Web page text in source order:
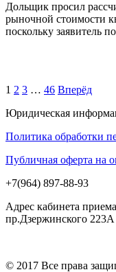
Дольщик просил
рыночной стоимости
поскольку заявитель
1 2 3 … 46 Вперёд
Юридическая
Политика обработки
Публичная оферта на
+7(964) 897-88-93
Адрес кабинета
пр.Дзержинского 223А
© 2017 Все права